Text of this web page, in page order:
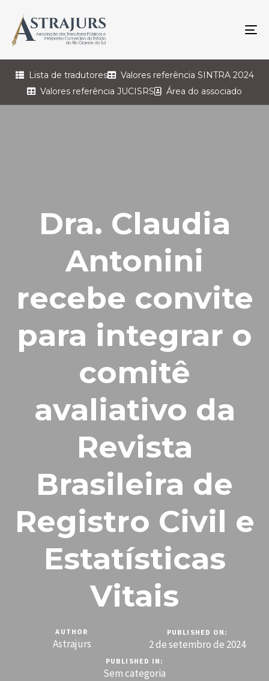
Lista de tradutores
Valores referência SINTRA 2024
Valores referência JUCISRS
Área do associado
Dra. Claudia
Antonini
recebe convite
para integrar o
comitê
avaliativo da
Revista
Brasileira de
Registro Civil e
Estatísticas
Vitais
AUTHOR
Astrajurs
PUBLISHED ON:
2 de setembro de 2024
PUBLISHED IN:
Sem categoria